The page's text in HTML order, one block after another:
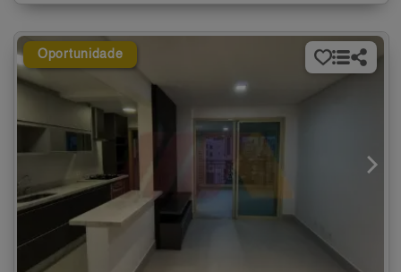
Oportunidade